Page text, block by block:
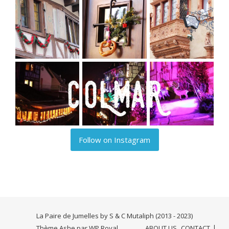
Follow on Instagram
La Paire de Jumelles by S & C Mutaliph (2013 - 2023)